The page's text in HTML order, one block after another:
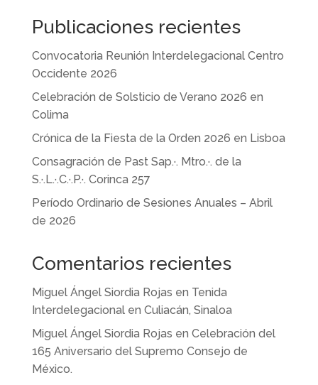
Publicaciones recientes
Convocatoria Reunión Interdelegacional Centro
Occidente 2026
Celebración de Solsticio de Verano 2026 en
Colima
Crónica de la Fiesta de la Orden 2026 en Lisboa
Consagración de Past Sap.·. Mtro.·. de la
S.·.L.·.C.·.P.·. Corinca 257
Período Ordinario de Sesiones Anuales – Abril
de 2026
Comentarios recientes
Miguel Ángel Siordia Rojas en Tenida
Interdelegacional en Culiacán, Sinaloa
Miguel Ángel Siordia Rojas en Celebración del
165 Aniversario del Supremo Consejo de
México.